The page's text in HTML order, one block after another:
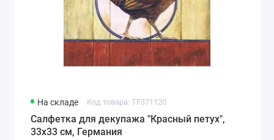
На складе Код товара: TF371120
Салфетка для декупажа "Красный петух",
33х33 см, Германия